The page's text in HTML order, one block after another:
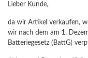
Lieber Kunde,
da wir Artikel verkaufen,
wir nach dem am 1.
Batteriegesetz (BattG)